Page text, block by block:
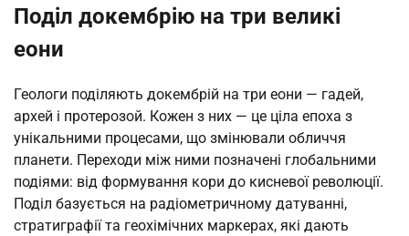
Поділ докембрію на три великі
еони
Геологи поділяють докембрій на три еони — гадей,
архей і протерозой. Кожен з них — це ціла епоха з
унікальними процесами, що змінювали обличчя
планети. Переходи між ними позначені глобальними
подіями: від формування кори до кисневої революції.
Поділ базується на радіометричному датуванні,
стратиграфії та геохімічних маркерах, які дають